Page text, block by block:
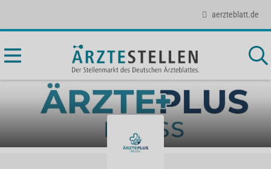
aerzteblatt.de